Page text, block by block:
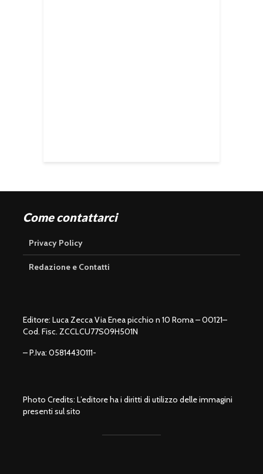
Come contattarci
Privacy Policy
Redazione e Contatti
Editore: Luca Zecca Via Enea picchio n 10 Roma – 00121–
Cod. Fisc. ZCCLCU77S09H501N
– P.Iva: 05814430111-
Photo Credits: L’editore ha i diritti di utilizzo delle immagini
presenti sul sito